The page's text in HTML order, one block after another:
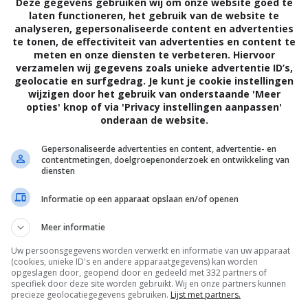
op het welzijn van een kind.
de spanning die tussen de ouders
partijen door gaan, zal ook
de schade voor hen te beperken, is
goed uit elkaar gaan, is de kans
verstandig met elkaar om kunnen gaan.
woede tussen beide ouders, kan het
inschieten.
laten functioneren, het gebruik van de website te
analyseren, gepersonaliseerde content en advertenties
te tonen, de effectiviteit van advertenties en content te
meten en onze diensten te verbeteren. Hiervoor
verzamelen wij gegevens zoals unieke advertentie ID’s,
geolocatie en surfgedrag. Je kunt je cookie instellingen
wijzigen door het gebruik van onderstaande 'Meer
opties' knop of via 'Privacy instellingen aanpassen'
onderaan de website.
Gepersonaliseerde advertenties en content, advertentie- en
contentmetingen, doelgroepenonderzoek en ontwikkeling van
diensten
Informatie op een apparaat opslaan en/of openen
Meer informatie
Uw persoonsgegevens worden verwerkt en informatie van uw apparaat
(cookies, unieke ID's en andere apparaatgegevens) kan worden
opgeslagen door, geopend door en gedeeld met 332 partners of
specifiek door deze site worden gebruikt. Wij en onze partners kunnen
precieze geolocatiegegevens gebruiken. Lijst met partners.